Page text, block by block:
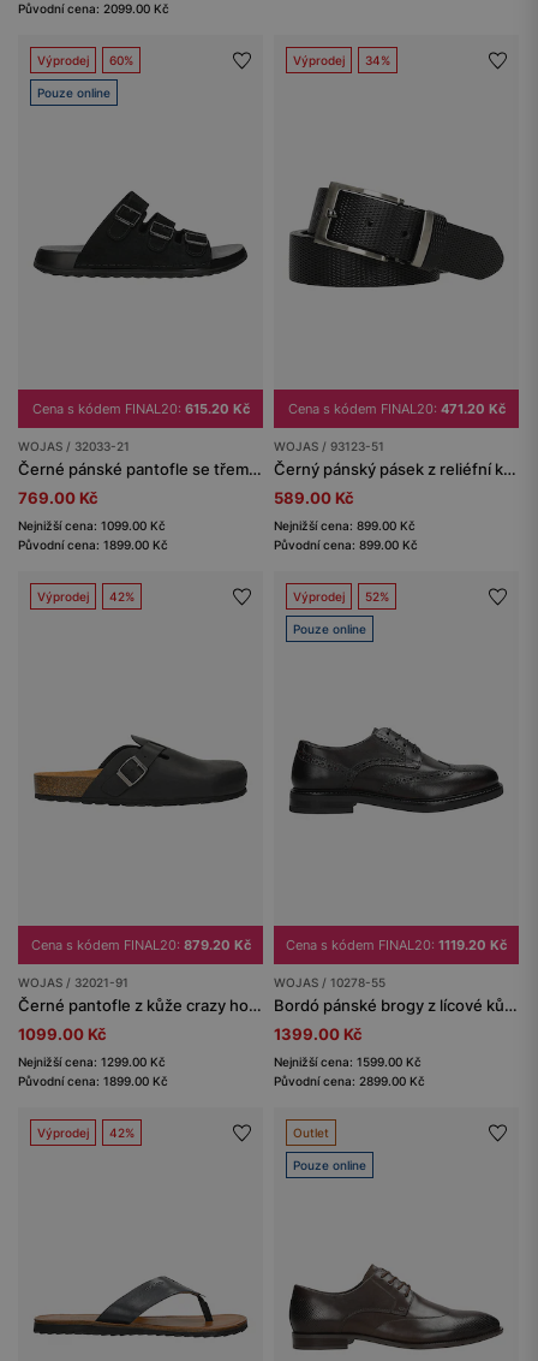
Původní cena: 2099.00 Kč
Výprodej 60%
Pouze online
Cena s kódem FINAL20: 615.20 Kč
WOJAS / 32033-21
Černé pánské pantofle se třemi přezkami
769.00 Kč
Nejnižší cena: 1099.00 Kč
Původní cena: 1899.00 Kč
Výprodej 34%
Cena s kódem FINAL20: 471.20 Kč
WOJAS / 93123-51
Černý pánský pásek z reliéfní kůže
589.00 Kč
Nejnižší cena: 899.00 Kč
Původní cena: 899.00 Kč
Výprodej 42%
Cena s kódem FINAL20: 879.20 Kč
WOJAS / 32021-91
Černé pantofle z kůže crazy horse na korkové podrážce
1099.00 Kč
Nejnižší cena: 1299.00 Kč
Původní cena: 1899.00 Kč
Výprodej 52%
Pouze online
Cena s kódem FINAL20: 1119.20 Kč
WOJAS / 10278-55
Bordó pánské brogy z lícové kůže
1399.00 Kč
Nejnižší cena: 1599.00 Kč
Původní cena: 2899.00 Kč
Výprodej 42% Outlet
Pouze online